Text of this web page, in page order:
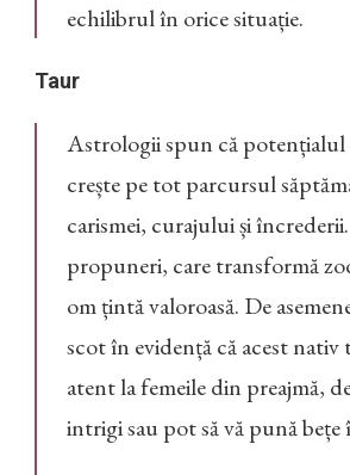
echilibrul în orice situație.
Taur
Astrologii spun că potențialul
crește pe tot parcursul
carismei, curajului și
propuneri, care transformă
om țintă valoroasă. De
scot în evidență că acest nativ
atent la femeile din preajmă,
intrigi sau pot să vă pună bețe